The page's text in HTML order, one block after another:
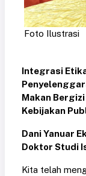
Foto Ilustrasi
Integrasi
Makan
Kebijakan
Dani Yanuar
Doktor Studi
Kita telah